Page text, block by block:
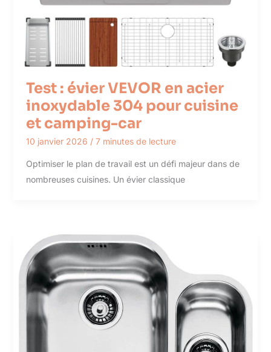
Test : évier VEVOR en acier
inoxydable 304 pour cuisine
et camping-car
10 janvier 2026 / 7 minutes de lecture
Optimiser le plan de travail est un défi majeur dans de
nombreuses cuisines. Un évier classique